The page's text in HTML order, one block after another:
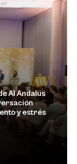
Al Andalus
y estrés